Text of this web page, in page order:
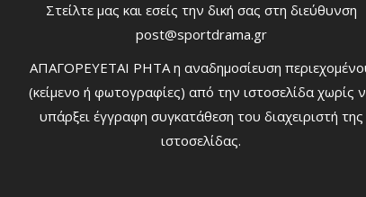
Στείλτε μας και εσείς την δική σας στη διεύθυνση
post@sportdrama.gr
ΑΠΑΓΟΡΕΥΕΤΑΙ ΡΗΤΑ η αναδημοσίευση
(κείμενο ή φωτογραφίες) από την ιστοσελίδα χωρίς
υπάρξει έγγραφη συγκατάθεση του διαχειριστή της
ιστοσελίδας.